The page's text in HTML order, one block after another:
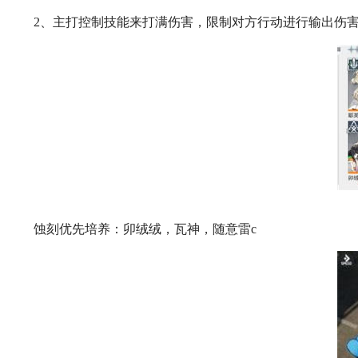
2、主打控制技能来打满伤害，限制对方行动进行输出伤
蚀刻优先培养：卯绒绒，瓦神，随意雷c